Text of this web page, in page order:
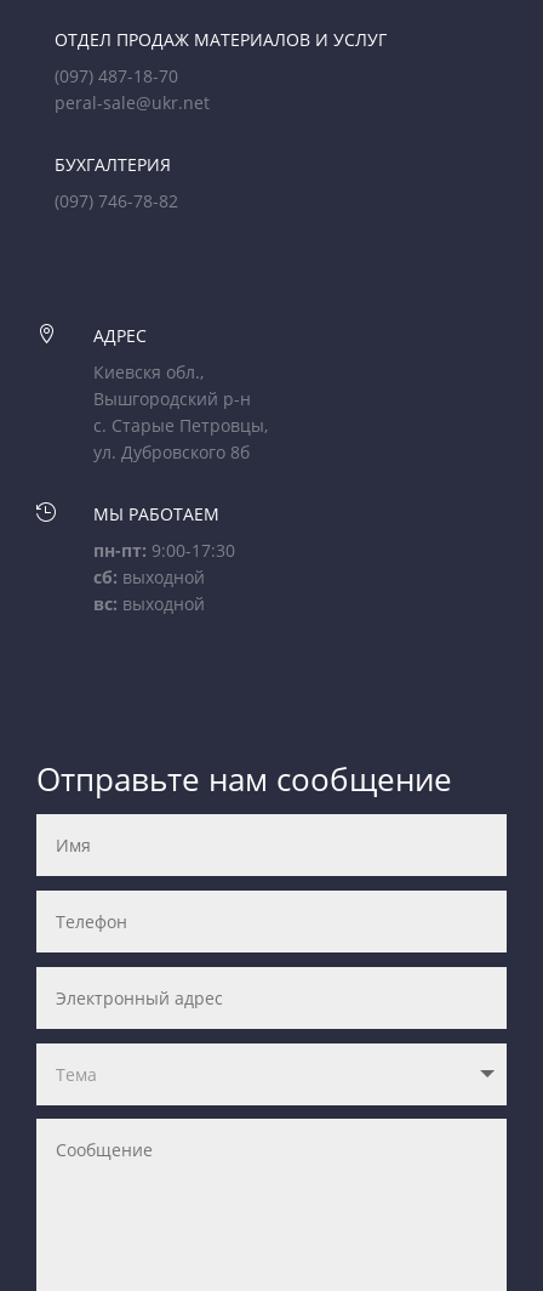
ОТДЕЛ ПРОДАЖ МАТЕРИАЛОВ И УСЛУГ
(097) 487-18-70
peral-sale@ukr.net
БУХГАЛТЕРИЯ
(097) 746-78-82

АДРЕС
Киевскя обл.,
Вышгородский р-н
с. Старые Петровцы,
ул. Дубровского 8б

МЫ РАБОТАЕМ
пн-пт: 9:00-17:30
сб: выходной
вс: выходной
Отправьте нам сообщение